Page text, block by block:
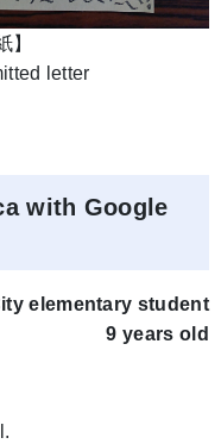
】
letter
with Google
elementary student
9 years old